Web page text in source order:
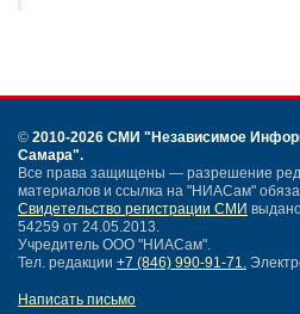
© 2010-2026 СМИ "Независимое
Самара".
Все права защищены — разрешение
материалов и ссылка на "НИАСам"
Свидетельство регистрации СМИ
54259 от 24.05.2013.
Учредитель ООО "НИАСам".
Тел. редакции +7 (846) 990-91-71.
Написать письмо